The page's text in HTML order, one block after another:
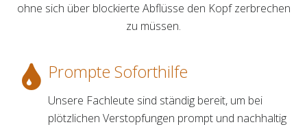
ohne sich über blockierte Abflüsse den Kopf zerbrechen
zu müssen.
Prompte Soforthilfe
Unsere Fachleute sind ständig bereit, um bei
plötzlichen Verstopfungen prompt und nachhaltig